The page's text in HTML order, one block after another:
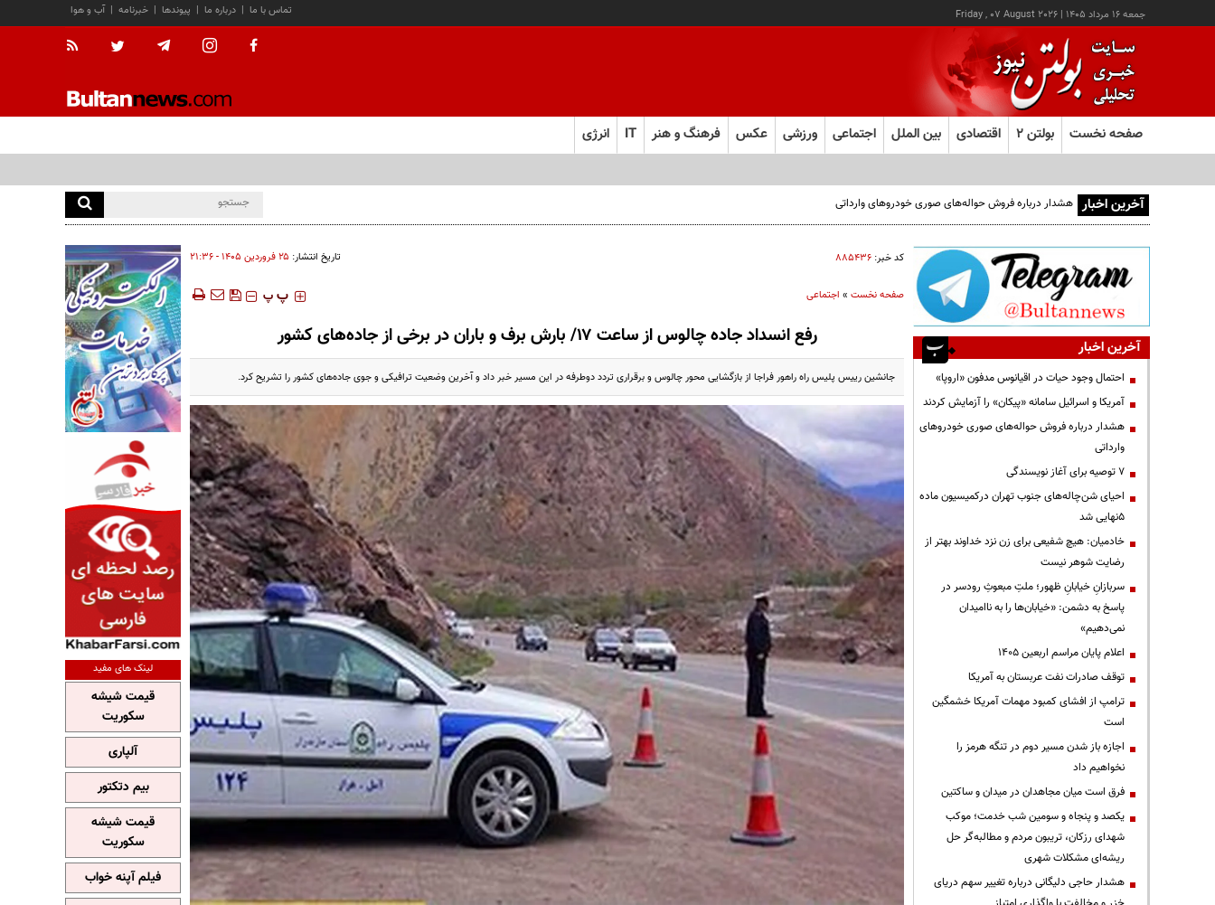
جمعه ۱۶ مرداد ۱۴۰۵ |
Friday , 07 August 2026 آب و هوا | خبرنامه | پیوندها | درباره ما | تماس با ما
صفحه نخست بولتن ۲ اقتصادی بین الملل اجتماعی ورزشی عکس فرهنگ و هنر IT انرژی
آخرین اخبار هشدار درباره فروش حواله‌های صوری خودروهای وارداتی
کد خبر: ۸۸۵۴۳۶ تاریخ انتشار: ۲۵ فروردين ۱۴۰۵ - ۲۱:۳۶
صفحه نخست» اجتماعی ‍‍‍ پ پ
رفع انسداد جاده چالوس از ساعت ۱۷/ بارش برف و باران در برخی از جاده‌های کشور
جانشین رییس پلیس راه راهور فراجا از بازگشایی محور چالوس و برقراری تردد دوطرفه در این مسیر خبر داد و آخرین وضعیت ترافیکی و جوی جاده‌های کشور را تشریح کرد.
آخرین اخبار
احتمال وجود حیات در اقیانوس مدفون «اروپا»
آمریکا و اسرائیل سامانه «پیکان» را آزمایش کردند
هشدار درباره فروش حواله‌های صوری خودروهای
وارداتی
۷ توصیه برای آغاز نویسندگی
احیای شن‌چاله‌های جنوب تهران درکمیسیون ماده
۵نهایی شد
خادمیان: هیچ شفیعی برای زن نزد خداوند بهتر از
رضایت شوهر نیست
سربازانِ خیابانِ ظهور؛ ملتِ مبعوثِ رودسر در
پاسخ به دشمن: «خیابان‌ها را به ناامیدان
نمی‌دهیم»
اعلام پایان مراسم اربعین ۱۴۰۵
توقف صادرات نفت عربستان به آمریکا
ترامپ از افشای کمبود مهمات آمریکا خشمگین
است
اجازه باز شدن مسیر دوم در تنگه هرمز را
نخواهیم داد
فرق است میان مجاهدان در میدان و ساکتین
یکصد و پنجاه و سومین شب خدمت؛ موکب
شهدای رزکان، تریبون مردم و مطالبه‌گر حل
ریشه‌ای مشکلات شهری
هشدار حاجی دلیگانی درباره تغییر سهم دریای
لینک های مفید
قیمت شیشه
سکوریت
آلپاری
بیم دتکتور
قیمت شیشه
سکوریت
فیلم آپنه خواب